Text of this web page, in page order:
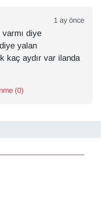
1 ay önce
diye
diye yalan
kaç aydır var ilanda
(0)